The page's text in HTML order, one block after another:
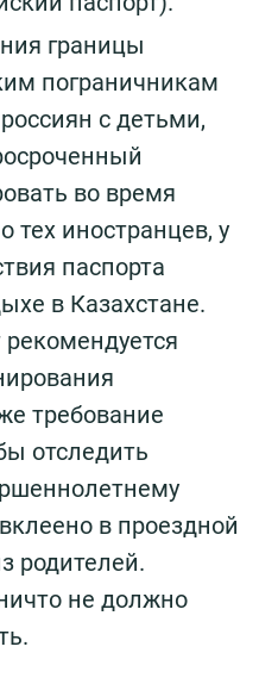
границы
пограничникам
с детьми,
во время
иностранцев, у
паспорта
в Казахстане.
требование
отследить
в проездной
родителей.
не должно